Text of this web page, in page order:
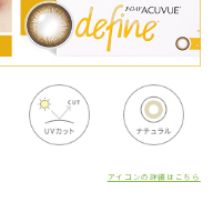
アイコンの詳細はこちら